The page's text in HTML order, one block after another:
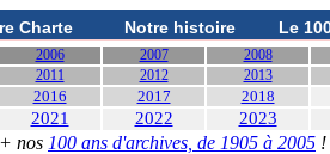
Charte Notre histoire Le
2006 2007
2008
2011
2012 2013
2016 2017 2018
2021 2022 2023
+ nos 100 ans d'archives, de 1905 à 2005 !